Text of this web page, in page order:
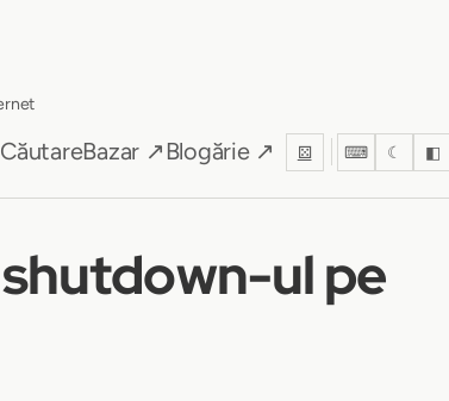
CăutareBazar ↗ Blogărie ↗ ⚄ ⌨ ☾ ◧
ul pe